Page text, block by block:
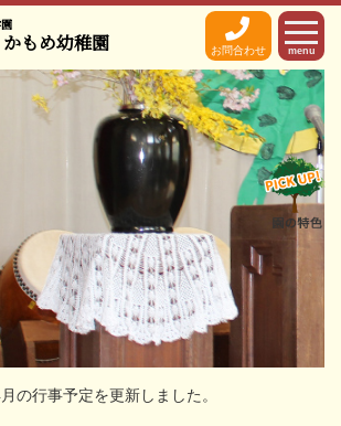
かもめ幼稚園 お問合わせ menu
の行事予定を更新しました。